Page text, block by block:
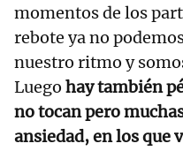
momentos de los
rebote ya no
nuestro ritmo y
Luego hay también
no tocan pero
ansiedad, en los que